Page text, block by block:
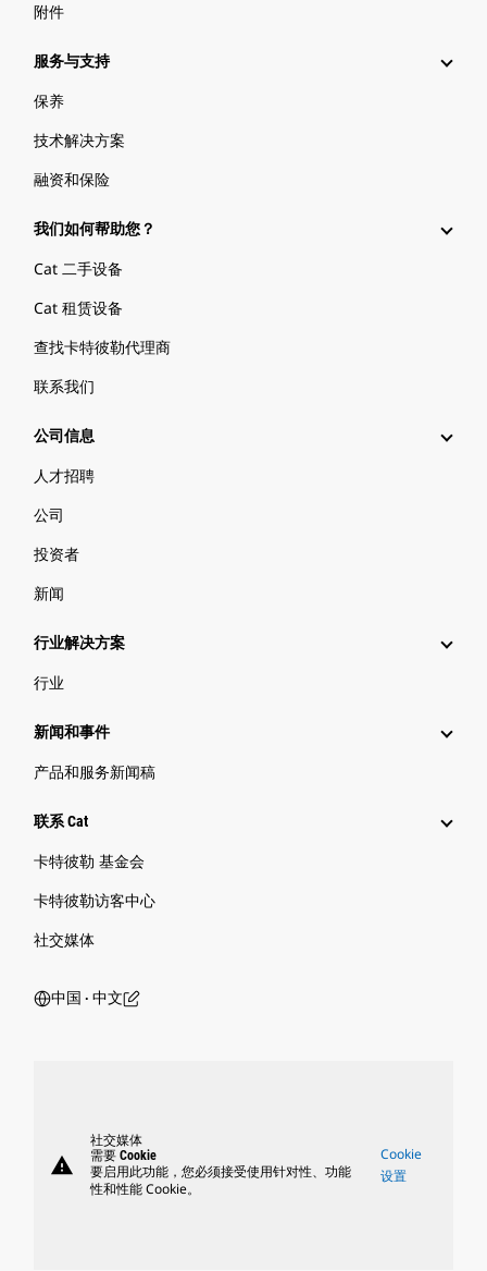
附件
服务与支持
保养
技术解决方案
融资和保险
我们如何帮助您？
Cat 二手设备
Cat 租赁设备
查找卡特彼勒代理商
联系我们
公司信息
人才招聘
公司
投资者
新闻
行业解决方案
行业
新闻和事件
产品和服务新闻稿
联系 Cat
卡特彼勒 基金会
卡特彼勒访客中心
社交媒体
中国 ‧ 中文
warning
社交媒体
需要 Cookie
要启用此功能，您必须接受使用针对性、功能
性和性能 Cookie。
Cookie
设置